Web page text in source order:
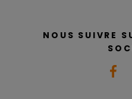
NOUS SUIVRE